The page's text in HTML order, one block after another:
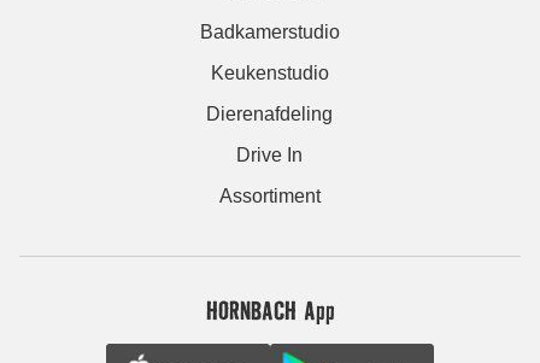
Badkamerstudio
Keukenstudio
Dierenafdeling
Drive In
Assortiment
HORNBACH App